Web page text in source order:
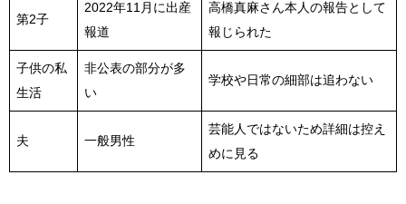
第2子
2022年11月に出産
報道
高橋真麻さん本人の報告として
報じられた
子供の私
生活
非公表の部分が多
い
学校や日常の細部は追わない
夫 一般男性
芸能人ではないため詳細は控え
めに見る